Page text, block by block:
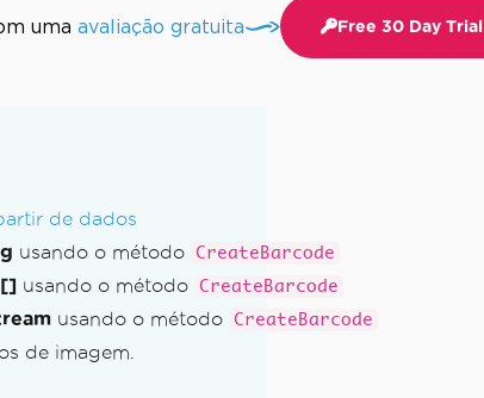
uma avaliação gratuita Free 30 Day Trial
de dados
usando o método CreateBarcode
usando o método CreateBarcode
usando o método CreateBarcode
de imagem.